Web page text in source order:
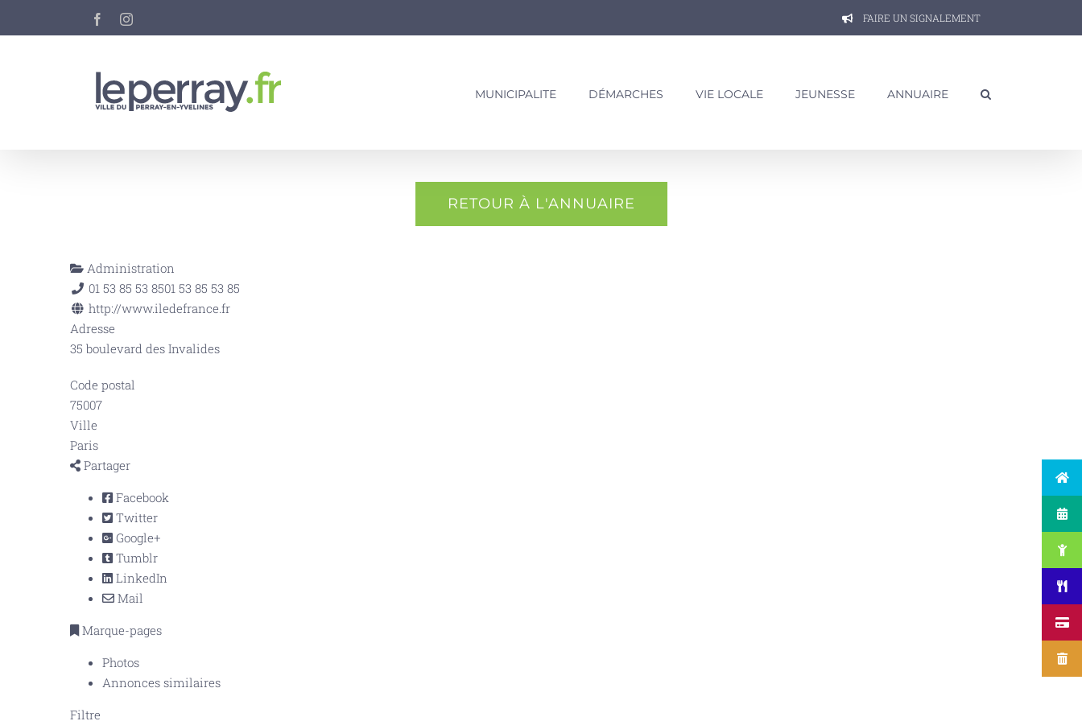
FacebookInstagram FAIRE UN SIGNALEMENT
MUNICIPALITE DÉMARCHES VIE LOCALE JEUNESSE ANNUAIRE
RETOUR À L'ANNUAIRE
Administration
01 53 85 53 8501 53 85 53 85
http://www.iledefrance.fr
Adresse
35 boulevard des Invalides
Code postal
75007
Ville
Paris
Partager
Facebook
Twitter
Google+
Tumblr
LinkedIn
Mail
Marque-pages
Photos
Annonces similaires
Filtre